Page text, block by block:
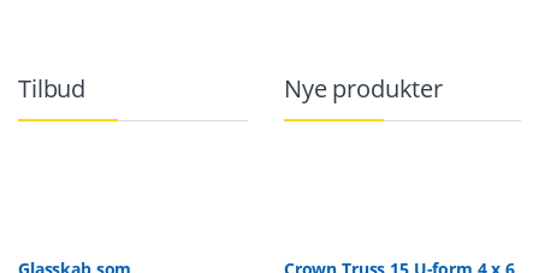
Tilbud Nye produkter